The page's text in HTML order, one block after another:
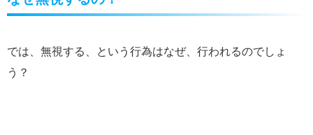
では、無視する、という行為はなぜ、行われるのでしょ
う？